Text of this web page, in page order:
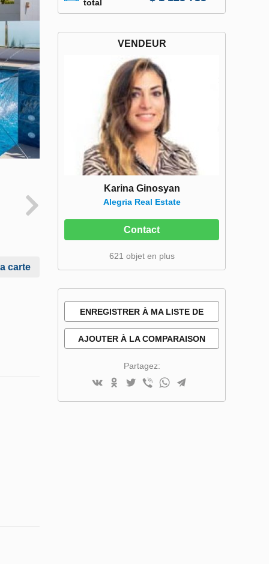
carte
total
VENDEUR
Karina Ginosyan
Alegria Real Estate
Contact
621 objet en plus
ENREGISTRER À MA LISTE DE
SOUHAITS
AJOUTER À LA COMPARAISON
Partagez: